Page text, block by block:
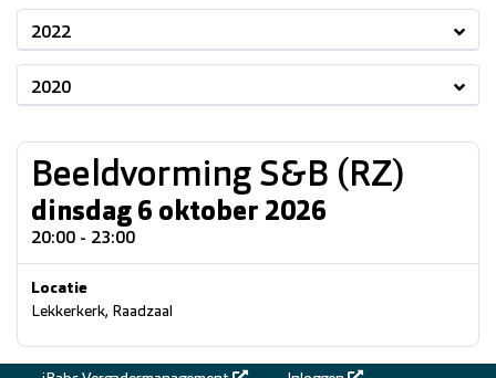
2022
2020
Beeldvorming S&B (RZ)
dinsdag 6 oktober 2026
20:00 - 23:00
Locatie
Lekkerkerk, Raadzaal